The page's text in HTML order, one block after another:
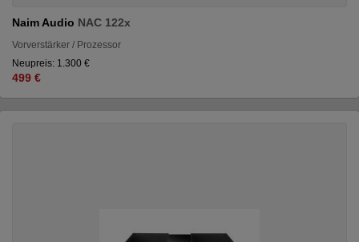
Naim Audio NAC 122x
Vorverstärker / Prozessor
Neupreis: 1.300 €
499 €